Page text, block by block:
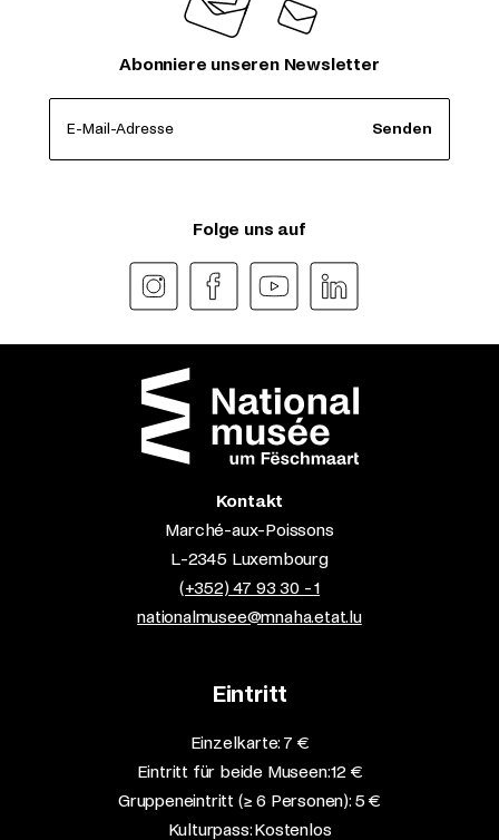
Abonniere unseren Newsletter
E-Mail-Adresse Senden
Folge uns auf
Kontakt
Marché-aux-Poissons
L-2345 Luxembourg
(+352) 47 93 30 - 1
nationalmusee@mnaha.etat.lu
Eintritt
Einzelkarte: 7 €​
Eintritt für beide Museen: 12 €​
Gruppeneintritt (≥ 6 Personen): 5 €​
Kulturpass: Kostenlos​